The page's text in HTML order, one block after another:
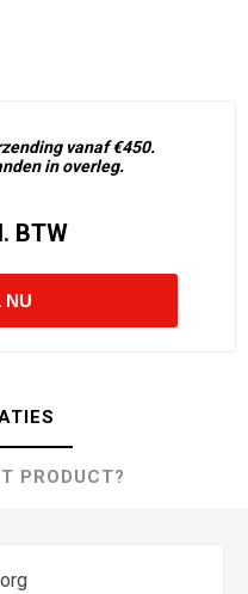
vanaf €450.
in overleg.
BTW
PRODUCT?